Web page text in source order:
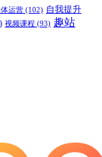
运营 (102) 自我提升
视频课程 (93) 趣站